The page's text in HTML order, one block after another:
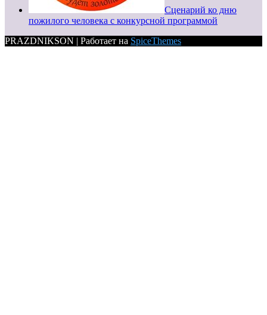
Сценарий ко дню
пожилого человека с конкурсной программой
PRAZDNIKSON | Работает на SpiceThemes